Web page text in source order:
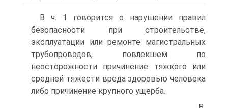
В ч. 1 говорится о нарушении правил
безопасности при строительстве,
эксплуатации или ремонте магистральных
трубопроводов, повлекшем по
неосторожности причинение тяжкого или
средней тяжести вреда здоровью человека
либо причинение крупного ущерба.